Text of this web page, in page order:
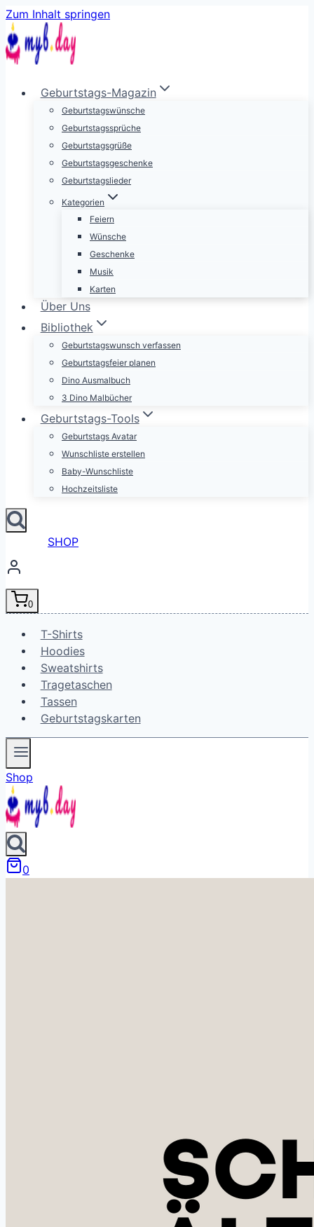
Zum Inhalt springen
Geburtstags-Magazin
Geburtstagswünsche
Geburtstagssprüche
Geburtstagsgrüße
Geburtstagsgeschenke
Geburtstagslieder
Kategorien
Feiern
Wünsche
Geschenke
Musik
Karten
Über Uns
Bibliothek
Geburtstagswunsch verfassen
Geburtstagsfeier planen
Dino Ausmalbuch
3 Dino Malbücher
Geburtstags-Tools
Geburtstags Avatar
Wunschliste erstellen
Baby-Wunschliste
Hochzeitsliste
SHOP
0
T-Shirts
Hoodies
Sweatshirts
Tragetaschen
Tassen
Geburtstagskarten
Shop
0